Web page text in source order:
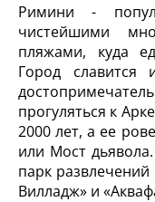
Римини -
чистейшими
пляжами, куда
Город славится
прогуляться к
2000 лет, а ее
или Мост
парк
Вилладж» и